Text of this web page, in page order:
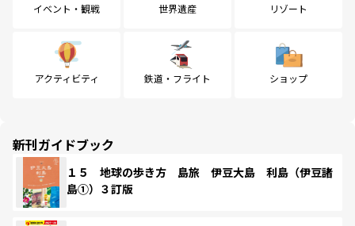
イベント・観戦 世界遺産 リゾート
アクティビティ 鉄道・フライト ショップ
新刊ガイドブック
１５ 地球の歩き方 島旅 伊豆大島 利島（伊豆諸
島①）３訂版